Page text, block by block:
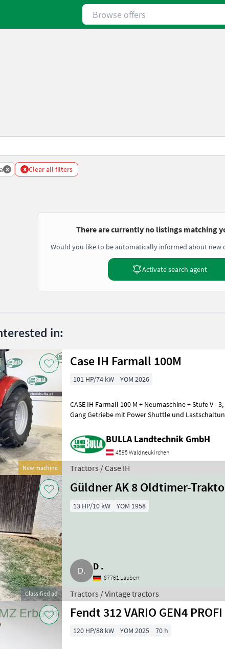
Browse offers
x x Clear all filters
There are currently no listings matching
Would you like to be automatically informed about new
Activate search agent
in:
New machine
Case IH Farmall 100M
101 HP/74 kW YOM 2026
CASE IH Farmall 100 M + Neumaschine + Stufe V -
Gang Getriebe mit Power Shuttle und
BULLA Landtechnik GmbH
4595 Waldneukirchen
Tractors / Case IH
Classified ad
Güldner AK 8 Oldtimer-
13 HP/10 kW YOM 1958
D .
87761 Lauben
Tractors / Vintage tractors
Fendt 312 VARIO GEN4
120 HP/88 kW YOM 2025 70 h